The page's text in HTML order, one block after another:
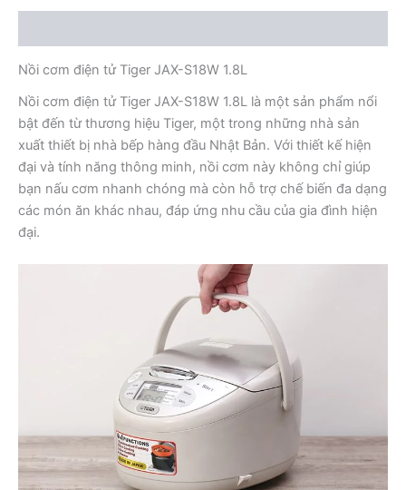
Nồi cơm điện tử Tiger JAX-S18W 1.8L
Nồi cơm điện tử Tiger JAX-S18W 1.8L là một sản phẩm nổi
bật đến từ thương hiệu Tiger, một trong những nhà sản
xuất thiết bị nhà bếp hàng đầu Nhật Bản. Với thiết kế hiện
đại và tính năng thông minh, nồi cơm này không chỉ giúp
bạn nấu cơm nhanh chóng mà còn hỗ trợ chế biến đa dạng
các món ăn khác nhau, đáp ứng nhu cầu của gia đình hiện
đại.